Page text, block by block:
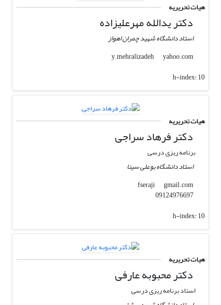
هیات تحریریه
دکتر یدالله مهرعلیزاده
استاد دانشگاه شهید چمران اهواز
y.mehralizadeh
yahoo.com
h-index:10
هیات تحریریه
دکتر فرهاد سراجی
برنامه ریزی درسی
استاد دانشگاه بوعلی سینا
fseraji
gmail.com
09124976697
h-index:10
هیات تحریریه
دکتر محبوبه عارفی
استاد برنامه ریزی درسی